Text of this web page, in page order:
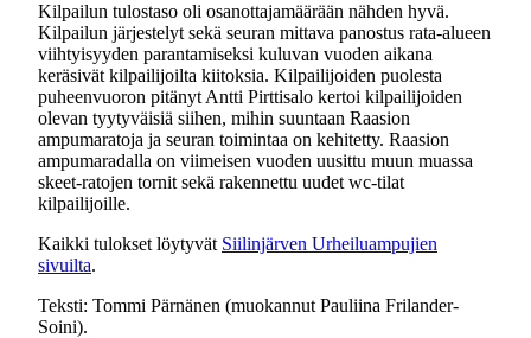
Kilpailun tulostaso oli osanottajamäärään nähden hyvä.
Kilpailun järjestelyt sekä seuran mittava panostus rata-alueen
viihtyisyyden parantamiseksi kuluvan vuoden aikana
keräsivät kilpailijoilta kiitoksia. Kilpailijoiden puolesta
puheenvuoron pitänyt Antti Pirttisalo kertoi kilpailijoiden
olevan tyytyväisiä siihen, mihin suuntaan Raasion
ampumaratoja ja seuran toimintaa on kehitetty. Raasion
ampumaradalla on viimeisen vuoden uusittu muun muassa
skeet-ratojen tornit sekä rakennettu uudet wc-tilat
kilpailijoille.
Kaikki tulokset löytyvät Siilinjärven Urheiluampujien
sivuilta.
Teksti: Tommi Pärnänen (muokannut Pauliina Frilander-
Soini).